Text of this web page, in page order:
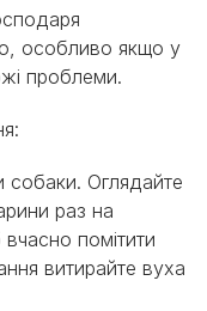
особливо якщо у
проблеми.
Оглядайте
раз на
помітити
витирайте вуха